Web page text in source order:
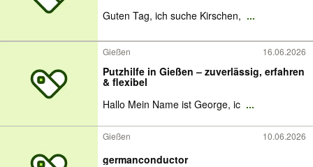
Guten Tag, ich suche Kirschen, ...
Gießen 16.06.2026
Putzhilfe in Gießen – zuverlässig, erfahren
& flexibel
Hallo Mein Name ist George, ic ...
Gießen 10.06.2026
germanconductor